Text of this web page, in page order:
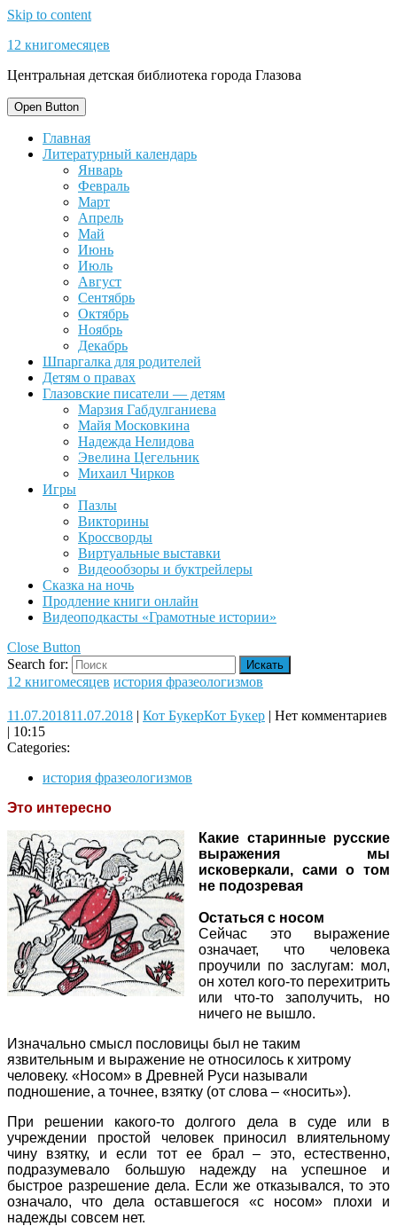
Skip to content
12 книгомесяцев
Центральная детская библиотека города Глазова
Open Button
Главная
Литературный календарь
Январь
Февраль
Март
Апрель
Май
Июнь
Июль
Август
Сентябрь
Октябрь
Ноябрь
Декабрь
Шпаргалка для родителей
Детям о правах
Глазовские писатели — детям
Марзия Габдулганиева
Майя Московкина
Надежда Нелидова
Эвелина Цегельник
Михаил Чирков
Игры
Пазлы
Викторины
Кроссворды
Виртуальные выставки
Видеообзоры и буктрейлеры
Сказка на ночь
Продление книги онлайн
Видеоподкасты «Грамотные истории»
Close Button
Search for:
12 книгомесяцев история фразеологизмов
11.07.201811.07.2018 | Кот БукерКот Букер | Нет комментариев
| 10:15
Categories:
история фразеологизмов
Это интересно
Какие старинные русские
выражения мы
исковеркали, сами о том
не подозревая
Остаться с носом
Сейчас это выражение
означает, что человека
проучили по заслугам: мол,
он хотел кого-то перехитрить
или что-то заполучить, но
ничего не вышло.
Изначально смысл пословицы был не таким
язвительным и выражение не относилось к хитрому
человеку. «Носом» в Древней Руси называли
подношение, а точнее, взятку (от слова – «носить»).
При решении какого-то долгого дела в суде или в
учреждении простой человек приносил влиятельному
чину взятку, и если тот ее брал – это, естественно,
подразумевало большую надежду на успешное и
быстрое разрешение дела. Если же отказывался, то это
означало, что дела оставшегося «с носом» плохи и
надежды совсем нет.